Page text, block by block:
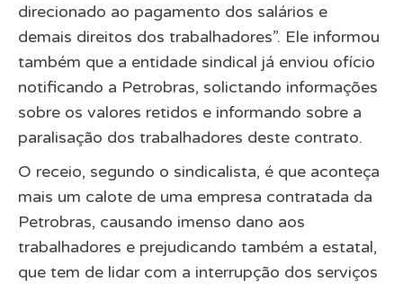
direcionado ao pagamento dos salários e
demais direitos dos trabalhadores”. Ele informou
também que a entidade sindical já enviou ofício
notificando a Petrobras, solictando informações
sobre os valores retidos e informando sobre a
paralisação dos trabalhadores deste contrato.
O receio, segundo o sindicalista, é que aconteça
mais um calote de uma empresa contratada da
Petrobras, causando imenso dano aos
trabalhadores e prejudicando também a estatal,
que tem de lidar com a interrupção dos serviços